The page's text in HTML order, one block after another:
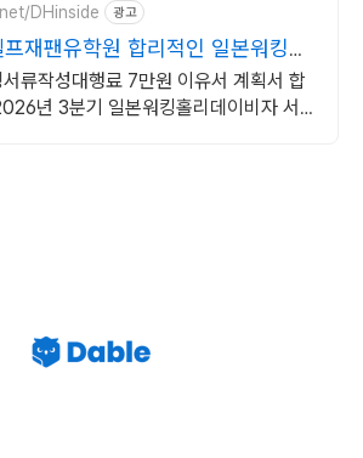
DHinside 광고
재팬유학원 합리적인 일본워킹대
류작성대행료 7만원 이유서 계획서 합
년 3분기 일본워킹홀리데이비자 서류